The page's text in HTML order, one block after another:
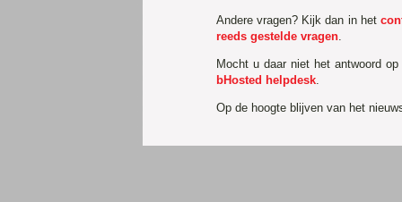
Andere vragen? Kijk dan in het
reeds gestelde vragen
Mocht u daar niet het antwoord
bHosted helpdesk
Op de hoogte blijven van het